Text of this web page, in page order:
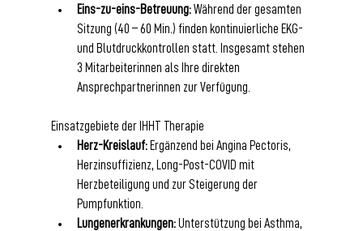
Eins-zu-eins-Betreuung: Während der gesamten
Sitzung (40 – 60 Min.) finden kontinuierliche EKG-
und Blutdruckkontrollen statt. Insgesamt stehen
3 Mitarbeiterinnen als Ihre direkten
Ansprechpartnerinnen zur Verfügung.
Einsatzgebiete der IHHT Therapie
Herz-Kreislauf: Ergänzend bei Angina Pectoris,
Herzinsuffizienz, Long-Post-COVID mit
Herzbeteiligung und zur Steigerung der
Pumpfunktion.
Lungenerkrankungen: Unterstützung bei Asthma,